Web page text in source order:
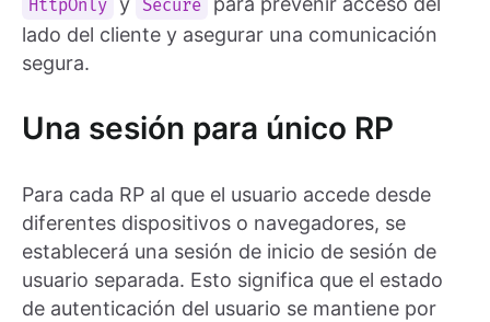
HttpOnly Secure
lado del cliente y asegurar una comunicación
segura.
Una sesión para único RP
Para cada RP al que el usuario accede desde
diferentes dispositivos o navegadores, se
establecerá una sesión de inicio de sesión de
usuario separada. Esto significa que el estado
de autenticación del usuario se mantiene por